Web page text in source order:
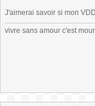
J'aimerai savoir si mon
vivre sans amour c'est